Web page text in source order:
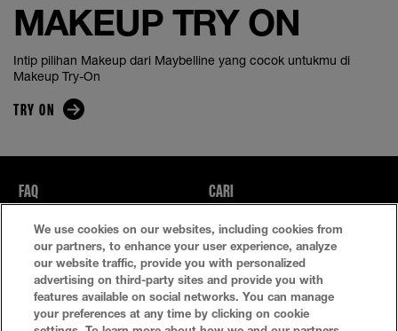
MAKEUP TRY ON
Intip pilihan Makeup dari Maybelline yang cocok untukmu di
Makeup Try-On
TRY ON
FAQ CARI
Kebijakan Privasi Ketentuan Penggunaan
Atur Cookie
We use cookies on our websites, including cookies from
our partners, to enhance your user experience, analyze
our website traffic, provide you with personalized
advertising on third-party sites and provide you with
features available on social networks. You can manage
your preferences at any time by clicking on cookie